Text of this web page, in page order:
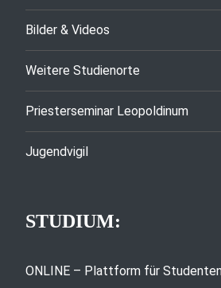
Bilder & Videos
Weitere Studienorte
Priesterseminar Leopoldinum
Jugendvigil
STUDIUM:
ONLINE – Plattform für